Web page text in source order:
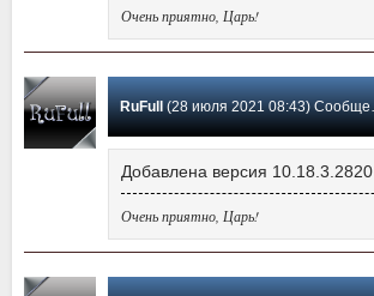
Очень приятно, Царь!
RuFull (28 июля 2021 08:43) Сообщение #249
Добавлена версия 10.18.3.2820
Очень приятно, Царь!